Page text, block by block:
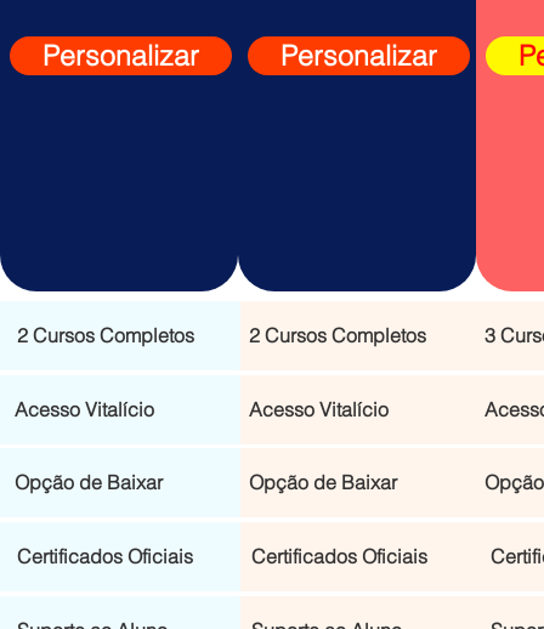
Personalizar Personalizar
2 Cursos Completos 2 Cursos Completos 3
Acesso Vitalício Acesso Vitalício
Opção de Baixar Opção de Baixar
Certificados Oficiais Certificados Oficiais